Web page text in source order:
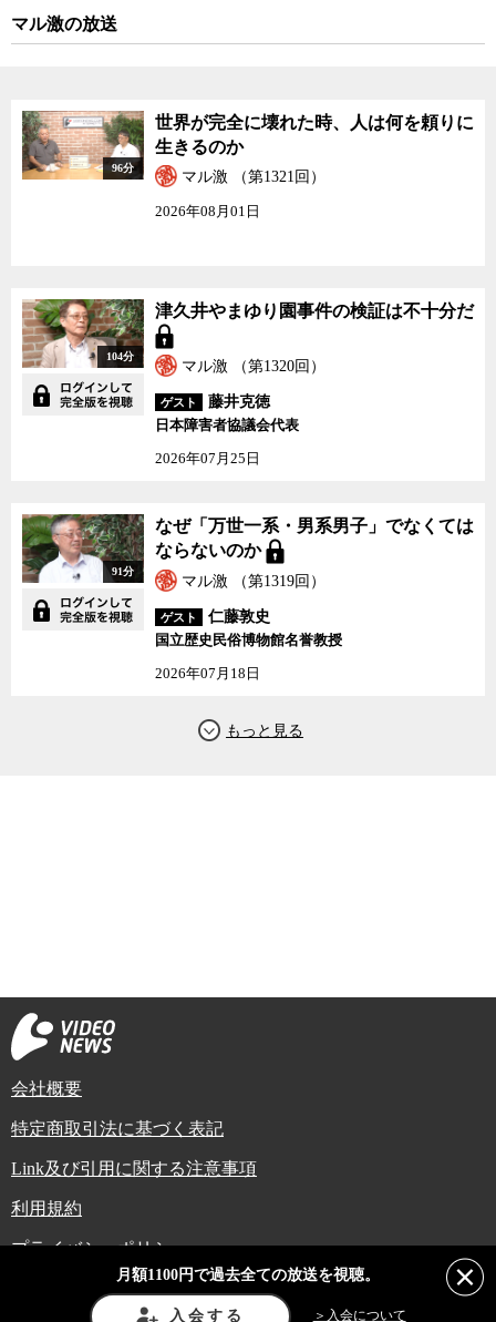
マル激の放送
96分
世界が完全に壊れた時、人は何を頼りに
生きるのか
マル激 （第1321回）
2026年08月01日
104分
津久井やまゆり園事件の検証は不十分だ
マル激 （第1320回）
ゲスト
藤井克徳
日本障害者協議会代表
2026年07月25日
91分
なぜ「万世一系・男系男子」でなくては
ならないのか
マル激 （第1319回）
ゲスト
仁藤敦史
国立歴史民俗博物館名誉教授
2026年07月18日
会社概要
特定商取引法に基づく表記
Link及び引用に関する注意事項
利用規約
プライバシーポリシー
Copyright (C) Video News Network. All rights reserved.
ビデオニュースに記載している記事、写真及び動画などは日本の著作権法や国
月額1100円で過去全ての放送を視聴。
入会する ＞入会について